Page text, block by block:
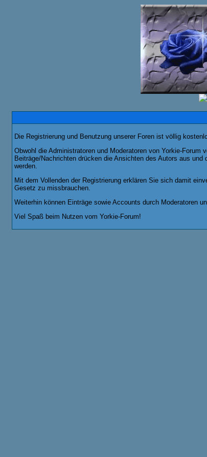
Die Registrierung und Benutzung unserer Foren ist völlig
Obwohl die Administratoren und Moderatoren von Yorkie-
Beiträge/Nachrichten drücken die Ansichten des Autors aus
werden.
Mit dem Vollenden der Registrierung erklären Sie sich damit
Gesetz zu missbrauchen.
Weiterhin können Einträge sowie Accounts durch Moderatoren
Viel Spaß beim Nutzen vom Yorkie-Forum!